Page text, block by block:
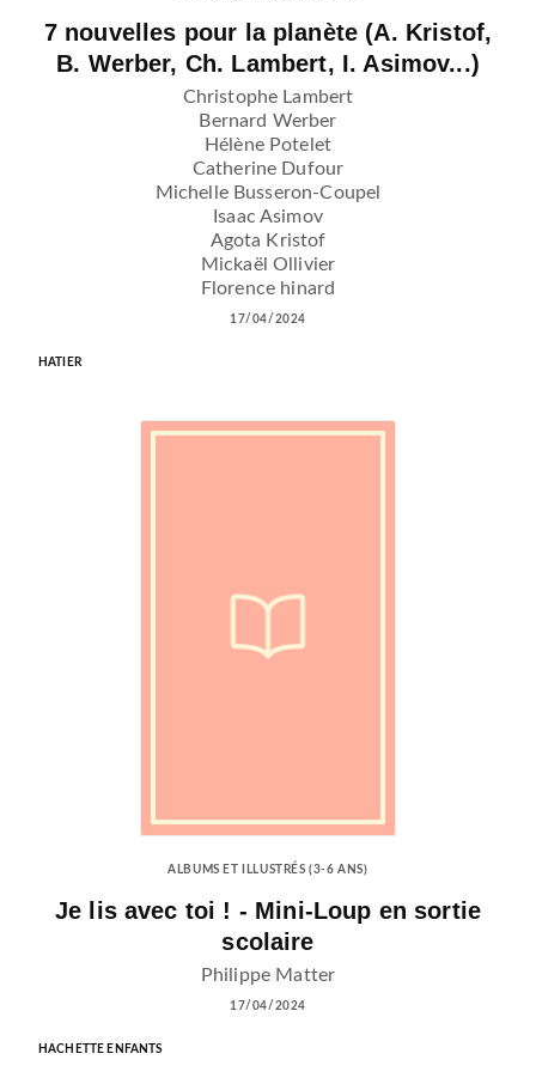
7 nouvelles pour la planète (A. Kristof,
B. Werber, Ch. Lambert, I. Asimov...)
Christophe Lambert
Bernard Werber
Hélène Potelet
Catherine Dufour
Michelle Busseron-Coupel
Isaac Asimov
Agota Kristof
Mickaël Ollivier
Florence hinard
17/04/2024
HATIER
ALBUMS ET ILLUSTRÉS (3-6 ANS)
Je lis avec toi ! - Mini-Loup en sortie
scolaire
Philippe Matter
17/04/2024
HACHETTE ENFANTS